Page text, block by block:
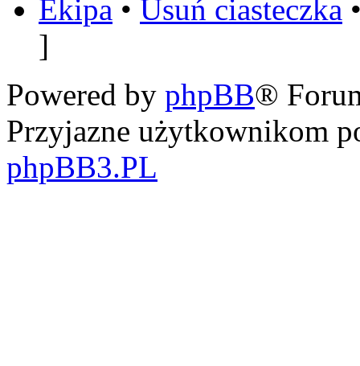
Ekipa • Usuń ciasteczka
]
Powered by phpBB®
Przyjazne użytkownikom
phpBB3.PL